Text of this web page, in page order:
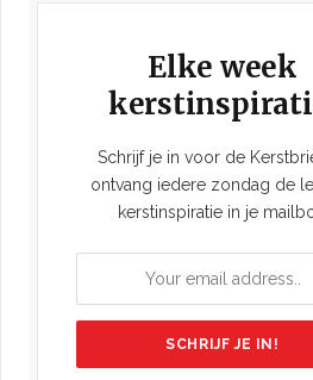
Elke week
Schrijf je in voor de
ontvang iedere zondag de
kerstinspiratie in je